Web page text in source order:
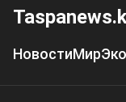
НовостиМир